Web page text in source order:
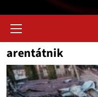
Menu
arentátnik